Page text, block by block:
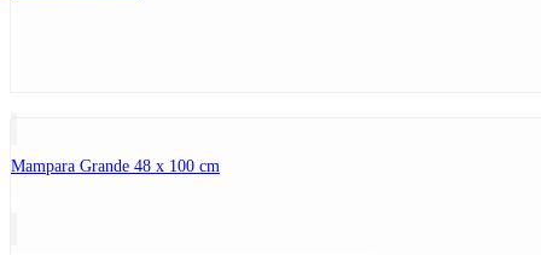
Mampara Grande 48 x 100 cm